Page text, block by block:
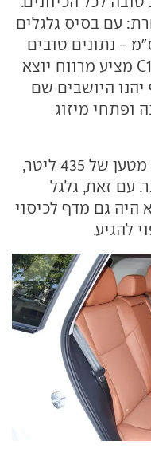
עם בסיס גלגלים
ס"מ ורוחב של 190 ס"מ - נתונים טובים
מסקודה קודיאק למשל - ה-C10 מציע מרווח יוצא
יהנו היושבים שם
ופתחי מיזוג
דף הנתונים מדווח על נפח תא מטען של 435 ליטר,
עם זאת, גלגל
היה גם מדף לכיסוי
להגיע.